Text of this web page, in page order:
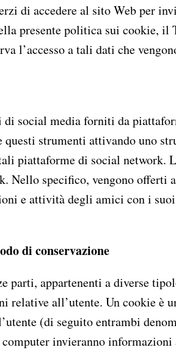
di accedere al sito Web per
presente politica sui cookie,
l’accesso a tali dati che
social media forniti da
strumenti attivando uno
piattaforme di social network.
specifico, vengono offerti
e attività degli amici con i
di conservazione
parti, appartenenti a diverse
relative all’utente. Un cookie
(di seguito entrambi
invieranno